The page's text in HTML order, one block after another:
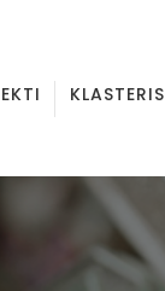
KLASTERIS